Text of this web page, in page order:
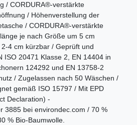
/ CORDURA®-verstärkte
/ Höhenverstellung der
/ CORDURA®-verstärkte
je nach Größe um 5 cm
4 cm kürzbar / Geprüft und
ISO 20471 Klasse 2, EN 14404 in
124292 und EN 13758-2
/ Zugelassen nach 50 Wäschen /
gemäß ISO 15797 / Mit EPD
Declaration) -
3885 bei environdec.com / 70 %
% Bio-Baumwolle.